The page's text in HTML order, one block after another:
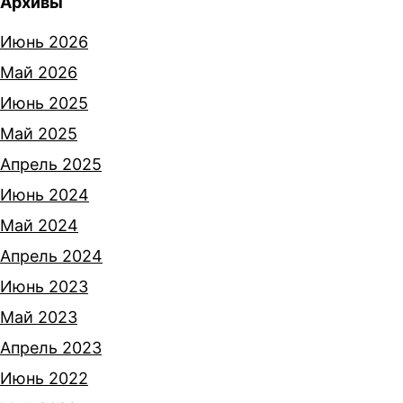
Июнь 2026
Май 2026
Июнь 2025
Май 2025
Апрель 2025
Июнь 2024
Май 2024
Апрель 2024
Июнь 2023
Май 2023
Апрель 2023
Июнь 2022